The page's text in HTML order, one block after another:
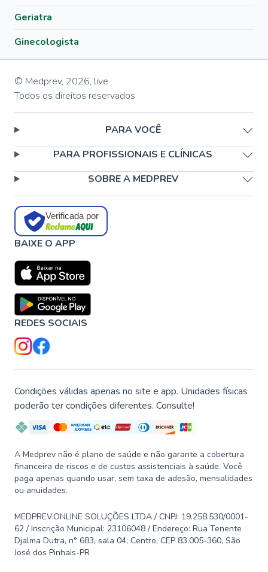
Geriatra
Ginecologista
© Medprev, 2026, live
Todos os direitos reservados
PARA VOCÊ
PARA PROFISSIONAIS E CLÍNICAS
SOBRE A MEDPREV
Verificada por
BAIXE O APP
REDES SOCIAIS
Condições válidas apenas no site e app. Unidades físicas
poderão ter condições diferentes. Consulte!
A Medprev não é plano de saúde e não garante a cobertura
financeira de riscos e de custos assistenciais à saúde. Você
paga apenas quando usar, sem taxa de adesão, mensalidades
ou anuidades.
MEDPREV.ONLINE SOLUÇÕES LTDA / CNPJ: 19.258.530/0001-
62 / Inscrição Municipal: 23106048 / Endereço: Rua Tenente
Djalma Dutra, n° 683, sala 04, Centro, CEP 83.005-360, São
José dos Pinhais-PR